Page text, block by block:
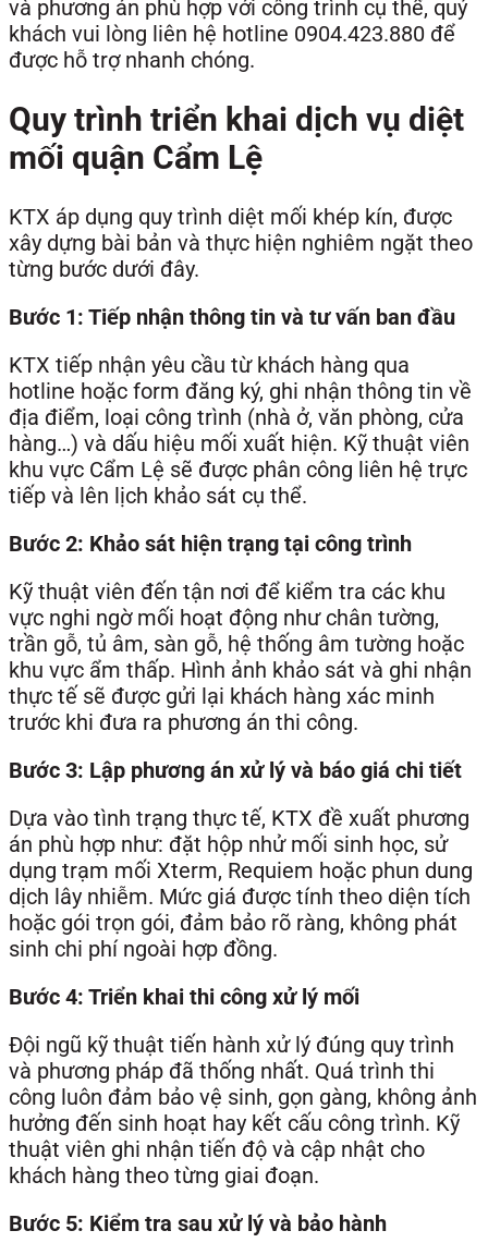
và phương án phù hợp với công trình cụ thể, quý
khách vui lòng liên hệ hotline 0904.423.880 để
được hỗ trợ nhanh chóng.
Quy trình triển khai dịch vụ diệt
mối quận Cẩm Lệ
KTX áp dụng quy trình diệt mối khép kín, được
xây dựng bài bản và thực hiện nghiêm ngặt theo
từng bước dưới đây.
Bước 1: Tiếp nhận thông tin và tư vấn ban đầu
KTX tiếp nhận yêu cầu từ khách hàng qua
hotline hoặc form đăng ký, ghi nhận thông tin về
địa điểm, loại công trình (nhà ở, văn phòng, cửa
hàng…) và dấu hiệu mối xuất hiện. Kỹ thuật viên
khu vực Cẩm Lệ sẽ được phân công liên hệ trực
tiếp và lên lịch khảo sát cụ thể.
Bước 2: Khảo sát hiện trạng tại công trình
Kỹ thuật viên đến tận nơi để kiểm tra các khu
vực nghi ngờ mối hoạt động như chân tường,
trần gỗ, tủ âm, sàn gỗ, hệ thống âm tường hoặc
khu vực ẩm thấp. Hình ảnh khảo sát và ghi nhận
thực tế sẽ được gửi lại khách hàng xác minh
trước khi đưa ra phương án thi công.
Bước 3: Lập phương án xử lý và báo giá chi tiết
Dựa vào tình trạng thực tế, KTX đề xuất phương
án phù hợp như: đặt hộp nhử mối sinh học, sử
dụng trạm mối Xterm, Requiem hoặc phun dung
dịch lây nhiễm. Mức giá được tính theo diện tích
hoặc gói trọn gói, đảm bảo rõ ràng, không phát
sinh chi phí ngoài hợp đồng.
Bước 4: Triển khai thi công xử lý mối
Đội ngũ kỹ thuật tiến hành xử lý đúng quy trình
và phương pháp đã thống nhất. Quá trình thi
công luôn đảm bảo vệ sinh, gọn gàng, không ảnh
hưởng đến sinh hoạt hay kết cấu công trình. Kỹ
thuật viên ghi nhận tiến độ và cập nhật cho
khách hàng theo từng giai đoạn.
Bước 5: Kiểm tra sau xử lý và bảo hành